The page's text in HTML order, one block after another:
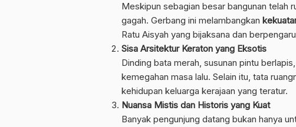
Meskipun sebagian besar bangunan telah
gagah. Gerbang ini melambangkan
Ratu Aisyah yang bijaksana dan
Sisa Arsitektur Keraton yang Eksotis
Dinding bata merah, susunan pintu
kemegahan masa lalu. Selain itu, tata
kehidupan keluarga kerajaan yang teratur.
Nuansa Mistis dan Historis yang Kuat
Banyak pengunjung datang bukan hanya